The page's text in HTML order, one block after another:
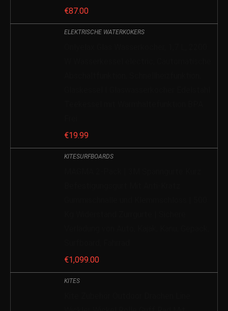
€87.00
ELEKTRISCHE WATERKOKERS
€19.99
KITESURFBOARDS
€1,099.00
KITES